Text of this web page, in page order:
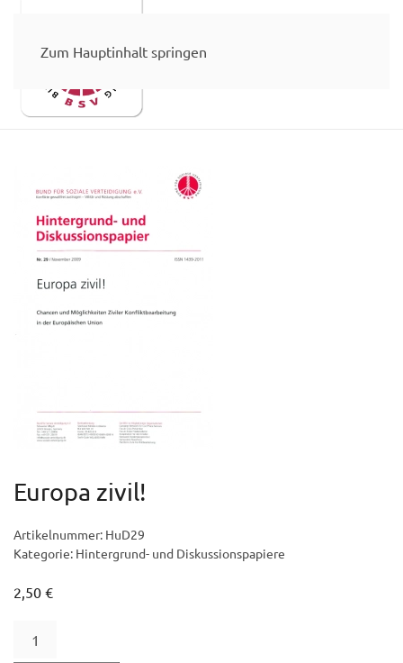
Zum Hauptinhalt springen
Europa zivil!
Artikelnummer: HuD29
Kategorie: Hintergrund- und Diskussionspapiere
2,50 €
zivil!